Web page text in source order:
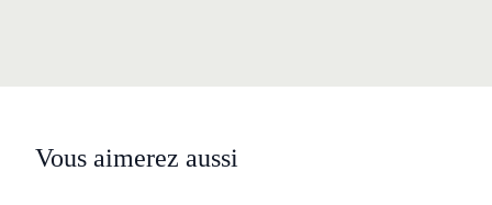
Vous aimerez aussi